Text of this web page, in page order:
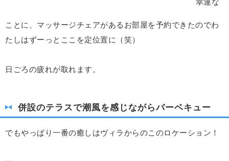
幸運な
ことに、マッサージチェアがあるお部屋を予約できたのでわ
たしはずーっとここを定位置に（笑）
日ごろの疲れが取れます。
併設のテラスで潮風を感じながらバーベキュー
でもやっぱり一番の癒しはヴィラからのこのロケーション！